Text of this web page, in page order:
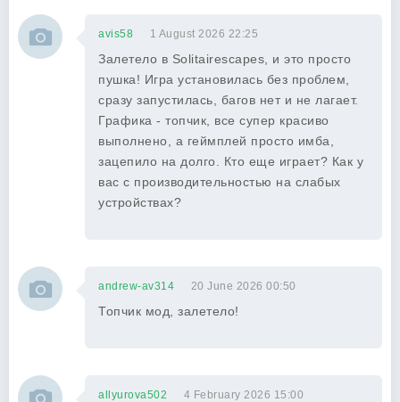
avis58 1 August 2026 22:25
Залетело в Solitairescapes, и это просто
пушка! Игра установилась без проблем,
сразу запустилась, багов нет и не лагает.
Графика - топчик, все супер красиво
выполнено, а геймплей просто имба,
зацепило на долго. Кто еще играет? Как у
вас с производительностью на слабых
устройствах?
andrew-av314 20 June 2026 00:50
Топчик мод, залетело!
allyurova502 4 February 2026 15:00